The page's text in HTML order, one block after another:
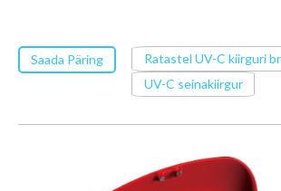
Saada Päring
Ratastel UV-C kiirguri
UV-C seinakiirgur